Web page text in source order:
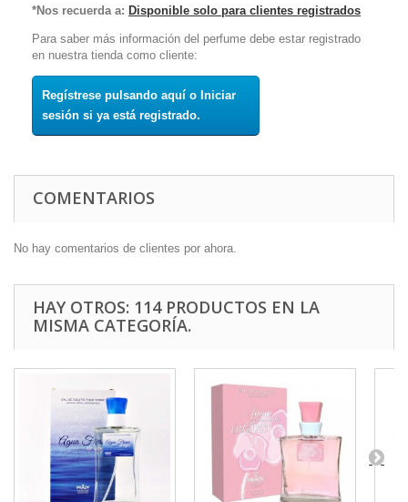
*Nos recuerda a: Disponible solo para clientes registrados
Para saber más información del perfume debe estar registrado
en nuestra tienda como cliente:
Regístrese pulsando aquí o Iniciar
sesión si ya está registrado.
COMENTARIOS
No hay comentarios de clientes por ahora.
HAY OTROS: 114 PRODUCTOS EN LA
MISMA CATEGORÍA.